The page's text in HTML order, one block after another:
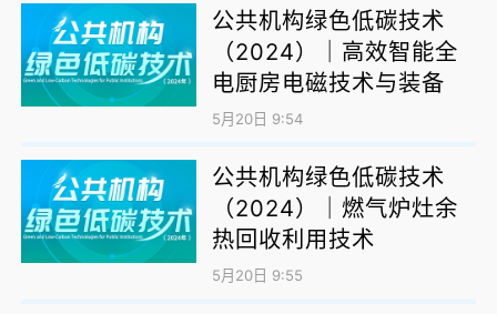
公共机构绿色低碳技术
（2024）｜高效智能全
电厨房电磁技术与装备
5月20日 9:54
公共机构绿色低碳技术
（2024）｜燃气炉灶余
热回收利用技术
5月20日 9:55